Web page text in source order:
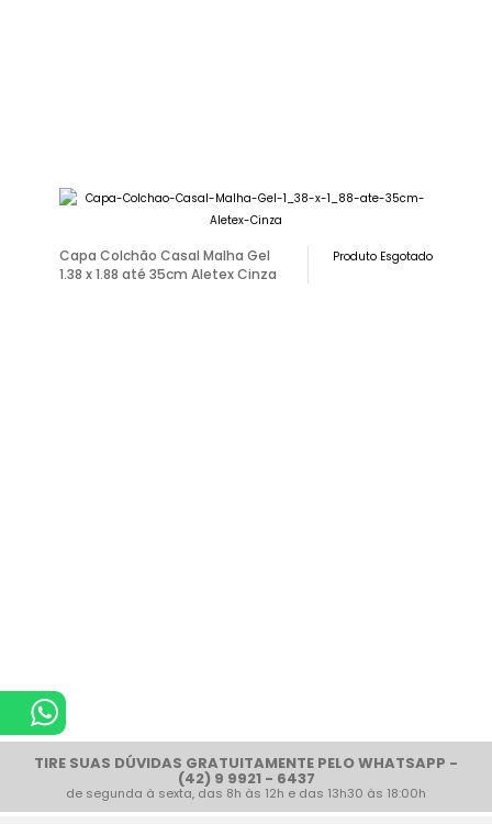
Capa Colchão Casal Malha Gel
1.38 x 1.88 até 35cm Aletex Cinza
Produto Esgotado
TIRE SUAS DÚVIDAS GRATUITAMENTE PELO WHATSAPP -
(42) 9 9921 - 6437
de segunda à sexta, das 8h às 12h e das 13h30 às 18:00h